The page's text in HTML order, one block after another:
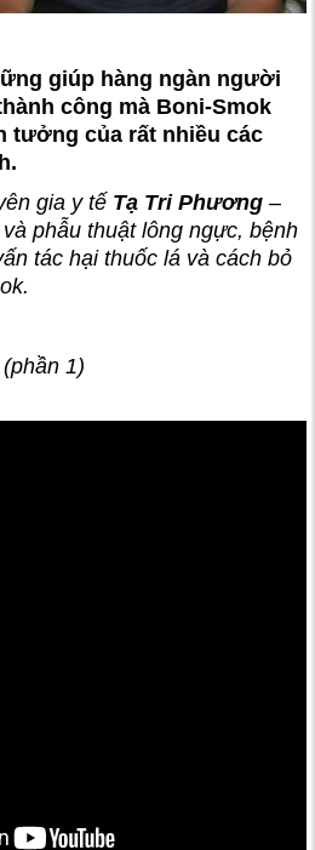
giúp hàng ngàn người
công mà Boni-Smok
tưởng của rất nhiều các
gia y tế Tạ Tri Phương –
phẫu thuật lông ngực, bệnh
tác hại thuốc lá và cách bỏ
(phần 1)